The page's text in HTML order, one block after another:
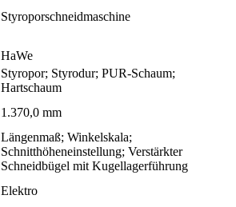
Styroporschneidmaschine
HaWe
Styropor; Styrodur; PUR-Schaum;
Hartschaum
1.370,0 mm
Längenmaß; Winkelskala;
Schnitthöheneinstellung; Verstärkter
Schneidbügel mit Kugellagerführung
Elektro